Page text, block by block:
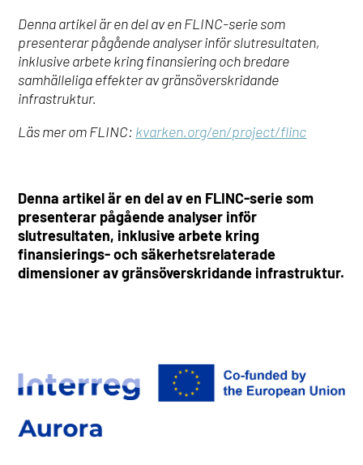
Denna artikel är en del av en FLINC-serie som
presenterar pågående analyser inför slutresultaten,
inklusive arbete kring finansiering och bredare
samhälleliga effekter av gränsöverskridande
infrastruktur.
Läs mer om FLINC: kvarken.org/en/project/flinc
Denna artikel är en del av en FLINC-serie som
presenterar pågående analyser inför
slutresultaten, inklusive arbete kring
finansierings- och säkerhetsrelaterade
dimensioner av gränsöverskridande infrastruktur.